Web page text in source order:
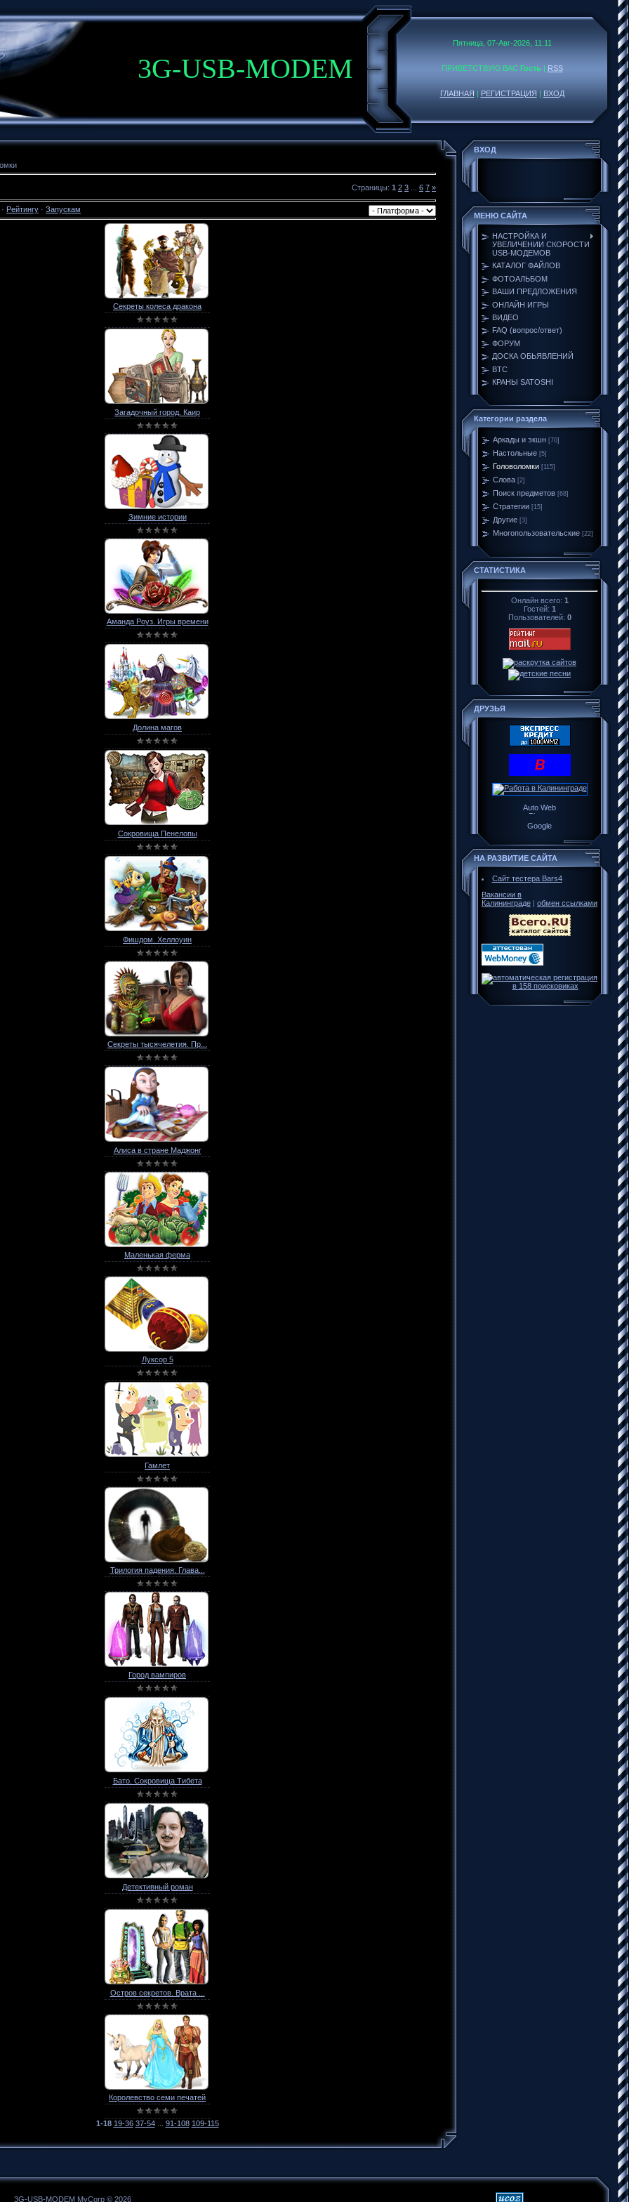
3G-USB-MODEM
Пятница, 07-Авг-2026, 11:11
ПРИВЕТСТВУЮ ВАС Гость| RSS
ГЛАВНАЯ | РЕГИСТРАЦИЯ | ВХОД
Страницы: 1 2 3 6 7 »
· Рейтингу · Запускам
Секреты колеса дракона
Загадочный город. Каир
Зимние истории
Аманда Роуз. Игры времени
Долина магов
Сокровища Пенелопы
Фишдом. Хеллоуин
Секреты тысячелетия. Пр...
Алиса в стране Маджонг
Маленькая ферма
Луксор 5
Гамлет
Трилогия падения. Глава...
Город вампиров
Бато. Сокровища Тибета
Детективный роман
Остров секретов. Врата ...
Королевство семи печатей
1-18 19-36 37-54 91-108 109-115
ВХОД
МЕНЮ САЙТА
НАСТРОЙКА И
УВЕЛИЧЕНИИ СКОРОСТИ
USB-МОДЕМОВ
КАТАЛОГ ФАЙЛОВ
ФОТОАЛЬБОМ
ВАШИ ПРЕДЛОЖЕНИЯ
ОНЛАЙН ИГРЫ
ВИДЕО
FAQ (вопрос/ответ)
ФОРУМ
ДОСКА ОБЬЯВЛЕНИЙ
BTC
КРАНЫ SATOSHI
Категории раздела
Аркады и экшн [70]
Настольные [5]
Головоломки [115]
Слова [2]
Поиск предметов [68]
Стратегии [15]
Другие [3]
Многопользовательские [22]
СТАТИСТИКА
Онлайн всего: 1
Гостей: 1
Пользователей: 0
ДРУЗЬЯ
НА РАЗВИТИЕ САЙТА
Сайт тестера Bars4
Вакансии в
Калининграде | обмен ссылками
3G-USB-MODEM MyCorp © 2026